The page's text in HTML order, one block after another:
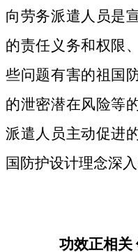
向劳务派遣人员是
的责任义务和权限
些问题有害的祖国
的泄密潜在风险等
派遣人员主动促进
国防护设计理念深
功效正相关